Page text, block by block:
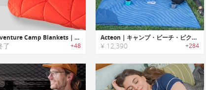
All Adventure Camp Blankets｜アウトドアで活躍するブランケットシステム
了 +48
Acteon｜キャンプ・ビーチ・ピクニックで活躍する8-in-1多機能ハイブリッドブランケット「アクテオン」
¥ 12,390 +284